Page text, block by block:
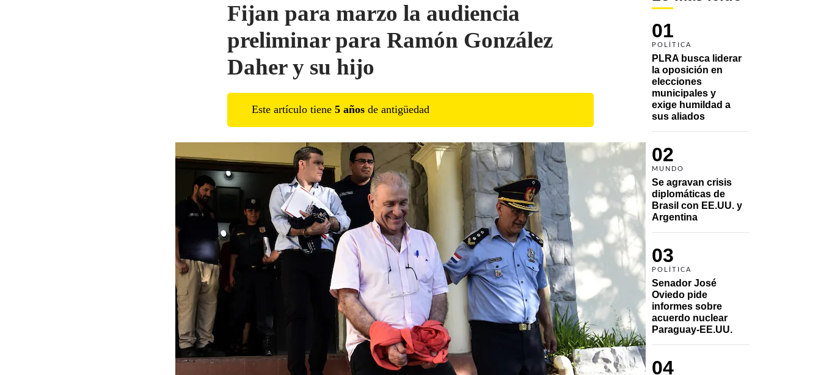
01
POLÍTICA
PLRA busca liderar
la oposición en
elecciones
municipales y
exige humildad a
sus aliados
02
MUNDO
Se agravan crisis
diplomáticas de
Brasil con EE.UU. y
Argentina
03
POLÍTICA
Senador José
Oviedo pide
informes sobre
acuerdo nuclear
Paraguay-EE.UU.
04
Fijan para marzo la audiencia
preliminar para Ramón González
Daher y su hijo
Este artículo tiene 5 años de antigüedad